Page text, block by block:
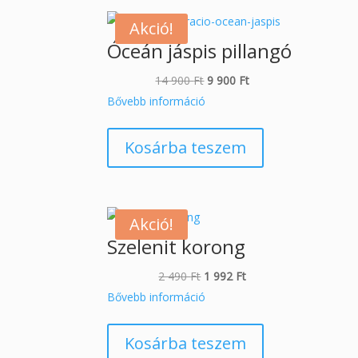
Akció!
Óceán jáspis pillangó
14 900Ft Original
14
900 Ft.
9 900 FtCurrent
900 Ft.
Bővebb információ
Kosárba teszem
Akció!
Szelenit korong
2 490Ft Original
price
2
1 992 FtCurrent
Bővebb információ
Kosárba teszem